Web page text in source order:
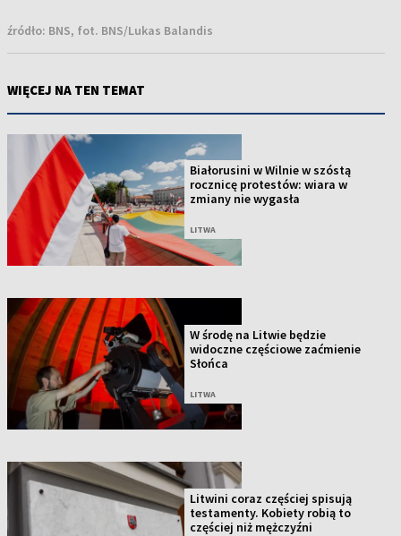
źródło: BNS, fot. BNS/Lukas Balandis
WIĘCEJ NA TEN TEMAT
Białorusini w Wilnie w szóstą
rocznicę protestów: wiara w
zmiany nie wygasła
LITWA
W środę na Litwie będzie
widoczne częściowe zaćmienie
Słońca
LITWA
Litwini coraz częściej spisują
testamenty. Kobiety robią to
częściej niż mężczyźni